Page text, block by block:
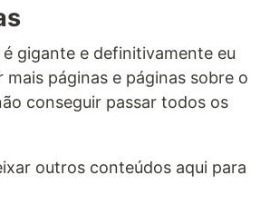
gigante e definitivamente eu
mais páginas e páginas sobre o
conseguir passar todos os
outros conteúdos aqui para